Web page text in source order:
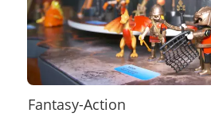
Fantasy-Action